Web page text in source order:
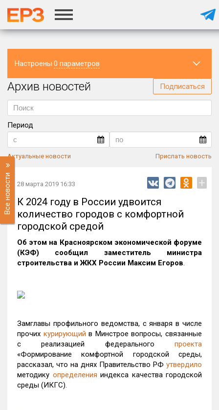
Настроены 0 параметров
Регион
Архив новостей Подписаться
Период
Актуальные новости Прислать новость
Все новости 28 марта 2019 16:33 +
К 2024 году в России удвоится
количество городов с комфортной
городской средой
Об этом на Красноярском экономической форуме
(КЭФ) сообщил заместитель министра
строительства и ЖКХ России Максим Егоров.
Замглавы профильного ведомства, с января в числе
прочих курирующий в Минстрое вопросы, связанные
с реализацией федерального проекта
«Формирование комфортной городской среды,
рассказал, что на днях Правительство РФ утвердило
методику определения индекса качества городской
среды (ИКГС).